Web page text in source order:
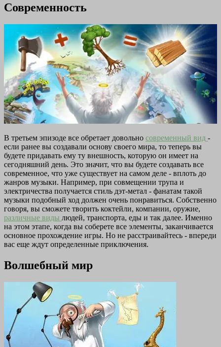
Современность
В третьем эпизоде все обретает довольно современный вид -
если ранее вы создавали основу своего мира, то теперь вы
будете придавать ему ту внешность, которую он имеет на
сегодняшний день. Это значит, что вы будете создавать все
современное, что уже существует на самом деле - вплоть до
жанров музыки. Например, при совмещении трупа и
электричества получается стиль дэт-метал - фанатам такой
музыки подобный ход должен очень понравиться. Собственно
говоря, вы сможете творить коктейли, компании, оружие,
различные виды людей, транспорта, еды и так далее. Именно
на этом этапе, когда вы соберете все элементы, заканчивается
основное прохождение игры. Но не расстраивайтесь - впереди
вас еще ждут определенные приключения.
Волшебный мир